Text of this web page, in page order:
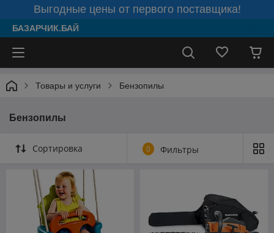
Выгодные цены от первого поставщика!
БАЗАРЧИК.БАЙ
Товары и услуги Бензопилы
Бензопилы
Сортировка 0 Фильтры